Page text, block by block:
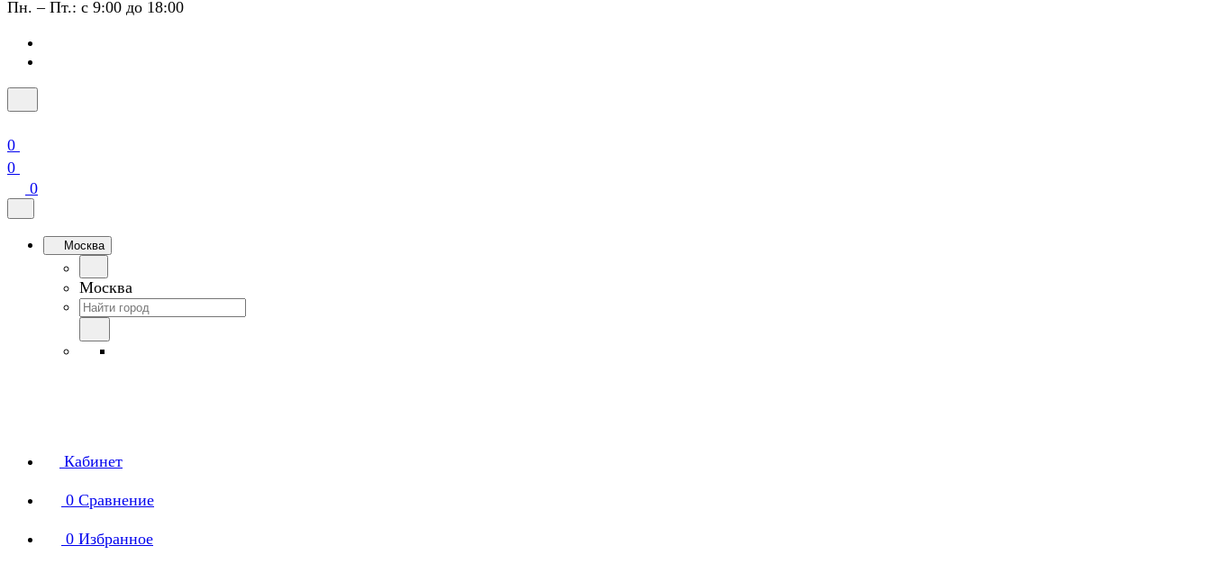
Пн. – Пт.: с 9:00 до 18:00
0
0
0
Москва
Москва
Кабинет
0 Сравнение
0 Избранное